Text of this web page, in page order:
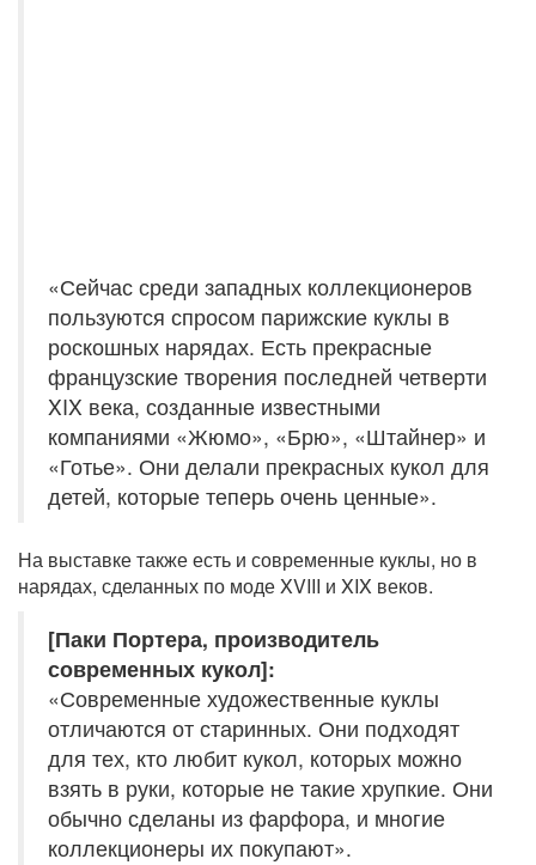
«Сейчас среди западных коллекционеров
пользуются спросом парижские куклы в
роскошных нарядах. Есть прекрасные
французские творения последней четверти
XIX века, созданные известными
компаниями «Жюмо», «Брю», «Штайнер» и
«Готье». Они делали прекрасных кукол для
детей, которые теперь очень ценные».
На выставке также есть и современные куклы, но в
нарядах, сделанных по моде XVIII и XIX веков.
[Паки Портера, производитель
современных кукол]:
«Современные художественные куклы
отличаются от старинных. Они подходят
для тех, кто любит кукол, которых можно
взять в руки, которые не такие хрупкие. Они
обычно сделаны из фарфора, и многие
коллекционеры их покупают».